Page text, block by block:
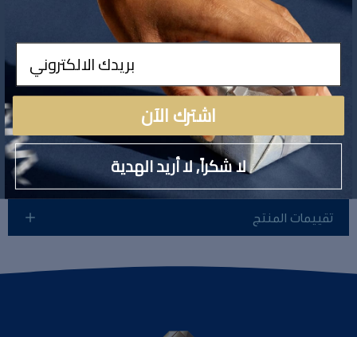
لا توجد تفاصيل لهذا المنتج
تقييمات المنتج
ادخال
اشترك الآن
لا شكراً, لا أريد الهدية